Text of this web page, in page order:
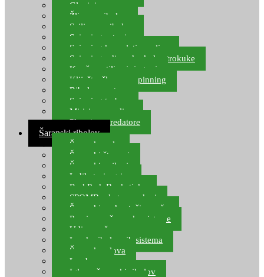
Glavinjare
Žlice za ribolov
Sajlice za ribolov
Spinning setovi
Spinning kompleti varalica
Spinning udice, dvokuke, trokuke
Kopče, vrtilice i ringovi
Kliješta, škare za spinning
Ribolov pastrve
Spinning torbe
Mirisi za varalice
Plovci za predatore
Šaranski ribolov
Šaranske role
Šaranski štapovi
Šaranski najloni
Indikatori ugriza
Rod Pod, Banksticks
SPOMB rakete, markeri
Šaranski podmetači, mreže
Pernice za šaranske sisteme
Udice za šarana, amura
Izrada ribolovnih sistema
Šaranska olova
Leadcore
Igle za šaranski ribolov